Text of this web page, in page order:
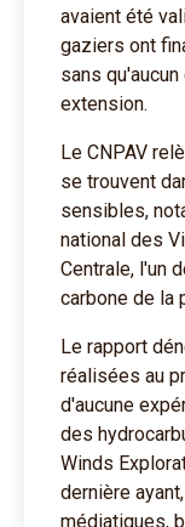
avaient été
gaziers ont
sans
extension.
Le CNPAV
se trouvent
sensibles,
national des
Centrale, l'un
carbone de la
Le rapport
réalisées au
d'aucune
des
Winds
dernière
médiatiques,